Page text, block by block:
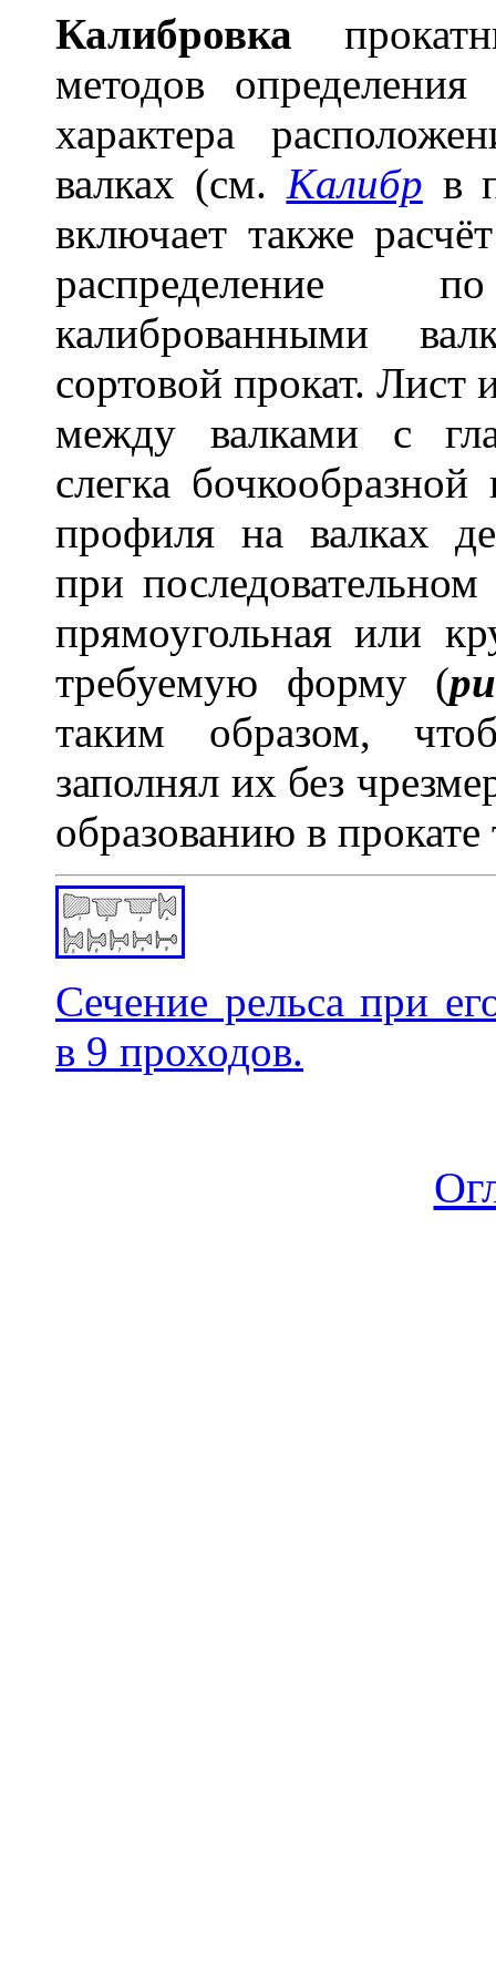
Калибровка
методов
характера
валках (см. Калибр в
включает также
калиброванными
сортовой прокат.
между валками с
слегка
профиля на валках
при
прямоугольная или
требуемую форму (
таким образом,
заполнял их без
образованию в
Сечение рельса при
в 9 проходов.